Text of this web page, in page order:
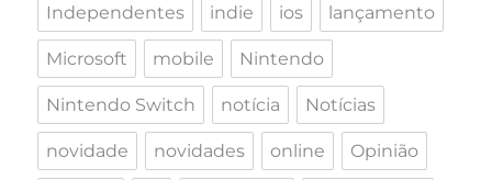
Independentes indie ios lançamento
Microsoft mobile Nintendo
Nintendo Switch notícia Notícias
novidade novidades online Opinião